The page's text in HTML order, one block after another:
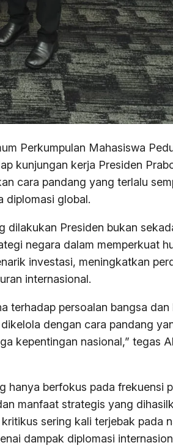
Perkumpulan Mahasiswa
kunjungan kerja Presiden
cara pandang yang terlalu
diplomasi global.
dilakukan Presiden bukan
negara dalam memperkuat
investasi, meningkatkan
internasional.
terhadap persoalan bangsa dan
dengan cara pandang
kepentingan nasional,” tegas
hanya berfokus pada frekuensi
manfaat strategis yang
sering kali terjebak pada
dampak diplomasi